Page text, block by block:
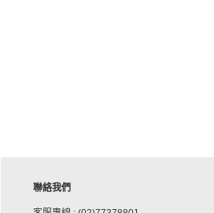
聯絡我們